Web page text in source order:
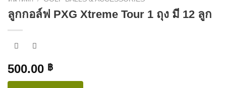
ลูกกอล์ฟ PXG Xtreme Tour 1 ถุง มี 12 ลูก
500.00 ฿